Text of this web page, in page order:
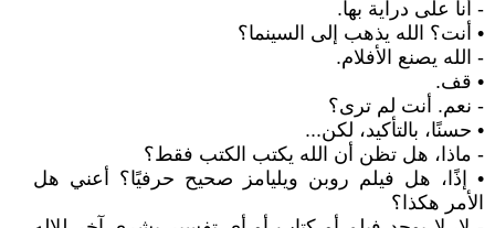
- أنا على دراية بها.
• أنت؟ الله يذهب إلى السينما؟
- الله يصنع الأفلام.
• قف.
- نعم. أنت لم ترى؟
• حسنًا، بالتأكيد، لكن...
- ماذا، هل تظن أن الله يكتب الكتب فقط؟
• إذًا، هل فيلم روبن ويليامز صحيح حرفيًا؟ أعني هل
الأمر هكذا؟